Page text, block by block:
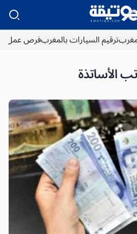
ترقيم السيارات بالمغربفرص عمل
الأساتذة